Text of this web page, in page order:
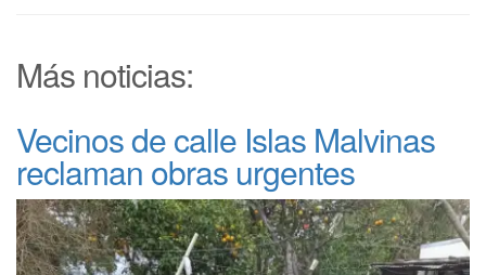
Más noticias:
Vecinos de calle Islas Malvinas
reclaman obras urgentes